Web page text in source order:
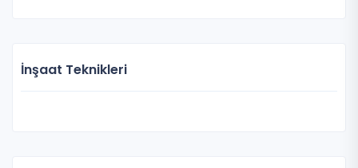
İnşaat Teknikleri